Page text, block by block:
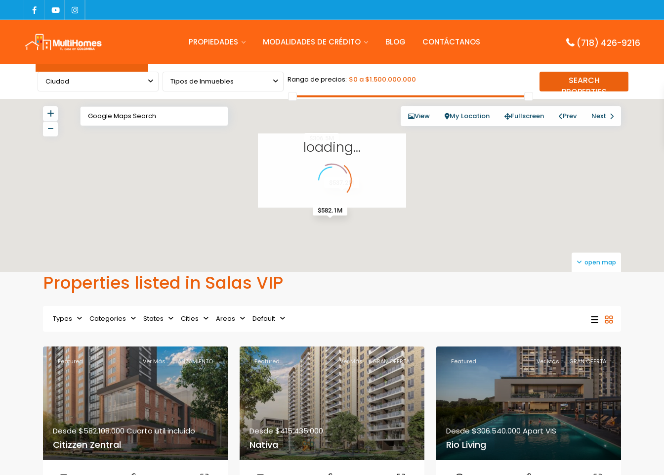
PROPIEDADES MODALIDADES DE CRÉDITO BLOG CONTÁCTANOS (718) 426-9216
Ciudad Tipos de Inmuebles Rango de precios: $0 a $1.500.000.000
SEARCH
PROPERTIES
$582.1M
$415.4M
$537.2M
loading...
open map
View My Location Fullscreen Prev Next
Properties listed in Salas VIP
Types Categories States Cities Areas Default
Featured Ver Más LANZAMIENTO
Desde$582.108.000Cuarto util incluido
Citizzen Zentral
Featured Ver Más GRAN OFERTA
Desde$415.435.000
Nativa
Featured Ver Más GRAN OFERTA
Desde$306.540.000Apart VIS
Rio Living